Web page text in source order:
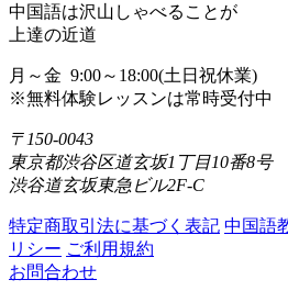
中国語は沢山しゃべることが
上達の近道
月～金 9:00～18:00(土日祝休業)
※無料体験レッスンは常時受付中
〒150-0043
東京都渋谷区道玄坂1丁目10番8号
渋谷道玄坂東急ビル2F-C
特定商取引法に基づく表記 中国語
リシー ご利用規約
お問合わせ